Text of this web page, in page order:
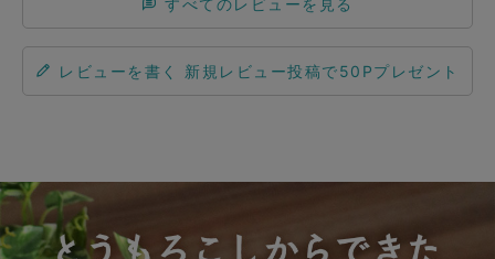
すべてのレビューを見る
レビューを書く